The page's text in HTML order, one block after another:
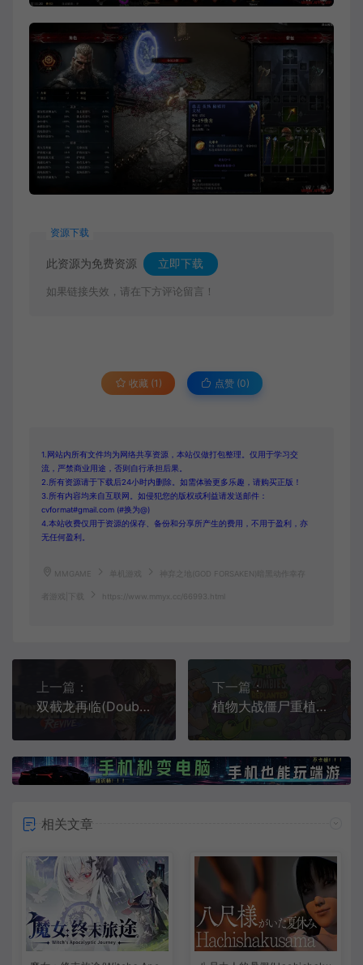
资源下载
此资源为免费资源 立即下载
如果链接失效，请在下方评论留言！
收藏 (1) 点赞 (0)
1.网站内所有文件均为网络共享资源，本站仅做打包整理。仅用于学习交
流，严禁商业用途，否则自行承担后果。
2.所有资源请于下载后24小时内删除。如需体验更多乐趣，请购买正版！
3.所有内容均来自互联网。如侵犯您的版权或利益请发送邮件：
cvformat#gmail.com (#换为@)
4.本站收费仅用于资源的保存、备份和分享所产生的费用，不用于盈利，亦
无任何盈利。
MMGAME 神弃之地(GOD FORSAKEN)暗黑动作幸存
https://www.mmyx.cc/66993.html
上一篇：
双截龙再临(Double Dragon Revive)横向卷轴动作闯关游戏|下载
下一篇：
植物大战僵尸重植版(Plants vs Zombies Replanted)休闲塔防益智游戏|下载
相关文章